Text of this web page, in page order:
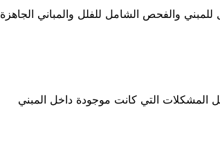
والفحص الشامل للفلل والمباني الجاهزة
التي كانت موجودة داخل المبني